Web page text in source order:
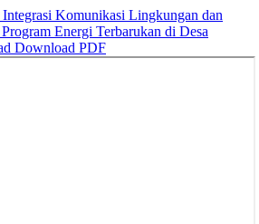
Integrasi Komunikasi Lingkungan dan
Energi Terbarukan di Desa
Download PDF